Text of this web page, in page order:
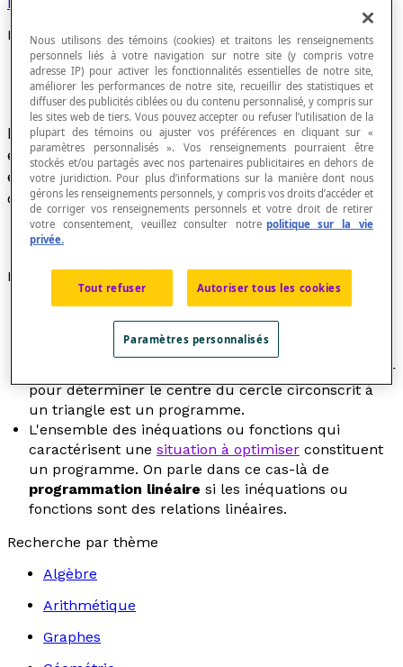
Programme
En mathématiques comme en informatique,
ensemble d'instructions ou de contraintes
établies pour décrire l'exécution d'une suite finie
d'opérations.
Exemples
Un algorithme décrivant la suite des actions à
exécuter pour effectuer la division euclidienne de
deux nombres naturels est un programme.
La suite des constructions géométriques à effectuer
pour déterminer le centre du cercle circonscrit à
un triangle est un programme.
L'ensemble des inéquations ou fonctions qui
caractérisent une situation à optimiser constituent
un programme. On parle dans ce cas-là de
programmation linéaire si les inéquations ou
fonctions sont des relations linéaires.
Recherche par thème
Algèbre
Arithmétique
Graphes
Nous utilisons des témoins (cookies) et traitons les renseignements
personnels liés à votre navigation sur notre site (y compris votre
adresse IP) pour activer les fonctionnalités essentielles de notre site,
améliorer les performances de notre site, recueillir des statistiques et
diffuser des publicités ciblées ou du contenu personnalisé, y compris sur
les sites web de tiers. Vous pouvez accepter ou refuser l’utilisation de la
plupart des témoins ou ajuster vos préférences en cliquant sur «
paramètres personnalisés ». Vos renseignements pourraient être
stockés et/ou partagés avec nos partenaires publicitaires en dehors de
votre juridiction. Pour plus d’informations sur la manière dont nous
gérons les renseignements personnels, y compris vos droits d’accéder et
de corriger vos renseignements personnels et votre droit de retirer
votre consentement, veuillez consulter notre politique sur la vie
privée.
Tout refuser Autoriser tous les cookies
Paramètres personnalisés